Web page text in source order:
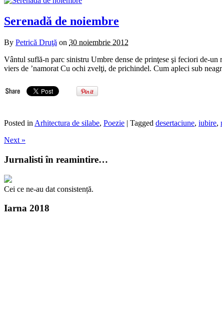
Serenadă de noiembre
By Petrică Druţă on 30 noiembrie 2012
Vântul suflă-n parc sinistru Umbre dense de prinţese şi feciori de-
viers de ’namorat Cu ochi zvelţi, de prichindel. Cum apleci sub
Posted in Arhitectura de silabe, Poezie | Tagged desertaciune, iubire,
Next »
Jurnalisti în reamintire…
Cei ce ne-au dat consistență.
Iarna 2018